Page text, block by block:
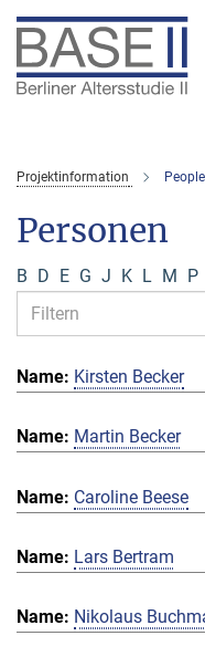
Hauptinhalt
Projektinformation People
Personen
B D E G J K L M P
Kirsten Becker
Martin Becker
Caroline Beese
Lars Bertram
Nikolaus